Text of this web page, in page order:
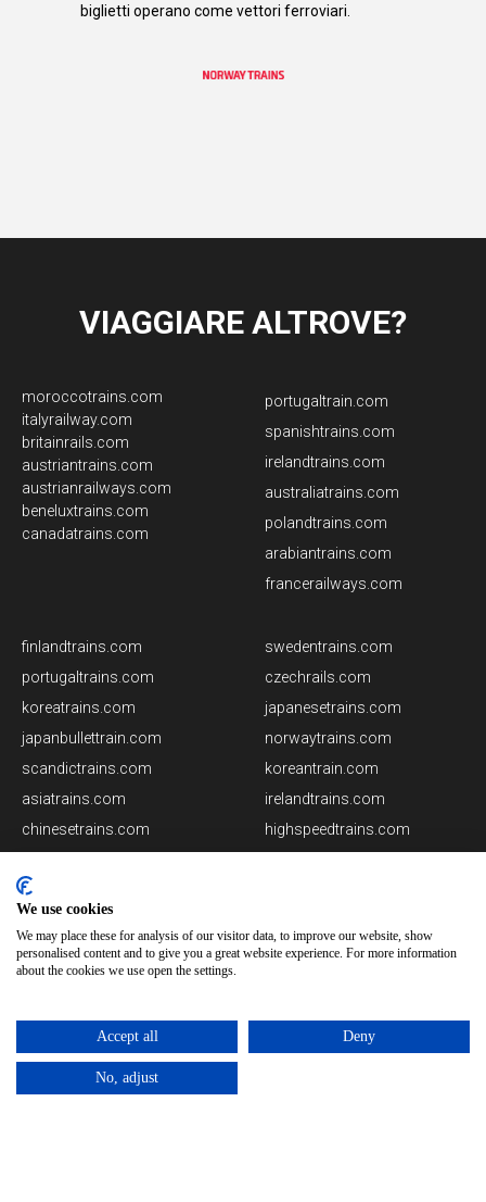
We use cookies
We may place these for analysis of our visitor data, to improve our website, show
personalised content and to give you a great website experience. For more information
about the cookies we use open the settings.
Accept all Deny
No, adjust
biglietti operano come vettori ferroviari.
VIAGGIARE ALTROVE?
moroccotrains.com
italyrailway.com
britainrails.com
austriantrains.com
austrianrailways.com
beneluxtrains.com
canadatrains.com
portugaltrain.com
spanishtrains.com
irelandtrains.com
australiatrains.com
polandtrains.com
arabiantrains.com
francerailways.com
finlandtrains.com
portugaltrains.com
koreatrains.com
japanbullettrain.com
scandictrains.com
asiatrains.com
chinesetrains.com
swedentrains.com
czechrails.com
japanesetrains.com
norwaytrains.com
koreantrain.com
irelandtrains.com
highspeedtrains.com
Tieni presente che alcune immagini sul nostro sito Web
sono generate utilizzando algoritmi AI. Sebbene ci
impegniamo per la precisione, eventuali errori o
imprecisioni in queste immagini non sono nostra
responsabilità.